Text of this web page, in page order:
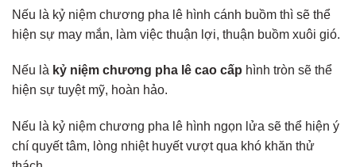
Nếu là kỷ niệm chương pha lê hình cánh buồm thì sẽ thể
hiện sự may mắn, làm việc thuận lợi, thuận buồm xuôi gió.
Nếu là kỷ niệm chương pha lê cao cấp hình tròn sẽ thể
hiện sự tuyệt mỹ, hoàn hảo.
Nếu là kỷ niệm chương pha lê hình ngọn lửa sẽ thể hiện ý
chí quyết tâm, lòng nhiệt huyết vượt qua khó khăn thử